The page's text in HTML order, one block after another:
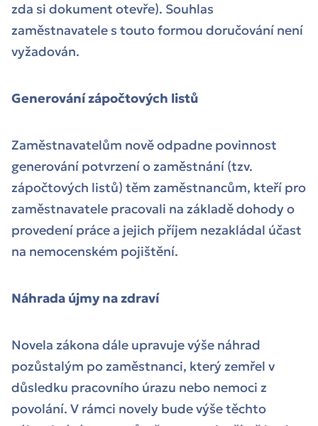
zda si dokument otevře). Souhlas
zaměstnavatele s touto formou doručování není
vyžadován.
Generování zápočtových listů
Zaměstnavatelům nově odpadne povinnost
generování potvrzení o zaměstnání (tzv.
zápočtových listů) těm zaměstnancům, kteří pro
zaměstnavatele pracovali na základě dohody o
provedení práce a jejich příjem nezakládal účast
na nemocenském pojištění.
Náhrada újmy na zdraví
Novela zákona dále upravuje výše náhrad
pozůstalým po zaměstnanci, který zemřel v
důsledku pracovního úrazu nebo nemoci z
povolání. V rámci novely bude výše těchto